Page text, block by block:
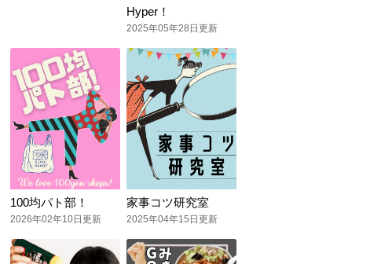
Hyper！
2025年05年28日更新
100均パト部！
2026年02年10日更新
家事コツ研究室
2025年04年15日更新